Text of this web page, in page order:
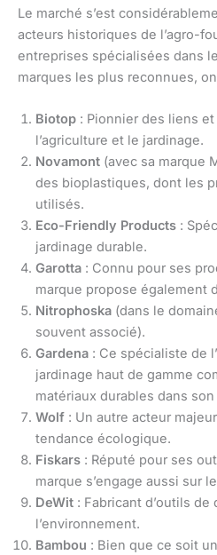
Le marché s’est
acteurs historiques de l’agro-
entreprises spécialisées dans
marques les plus reconnues,
Biotop : Pionnier des liens
l’agriculture et le jardinage.
Novamont (avec sa marque
des bioplastiques, dont les
utilisés.
Eco-Friendly Products :
jardinage durable.
Garotta : Connu pour ses
marque propose également
Nitrophoska (dans le
souvent associé).
Gardena : Ce spécialiste de l’
jardinage haut de gamme
matériaux durables dans
Wolf : Un autre acteur
tendance écologique.
Fiskars : Réputé pour ses
marque s’engage aussi sur
DeWit : Fabricant d’outils
l’environnement.
Bambou : Bien que ce soit